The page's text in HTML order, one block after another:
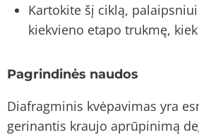
Kartokite šį ciklą,
kiekvieno etapo trukmę,
Pagrindinės naudos
Diafragminis kvėpavimas yra
gerinantis kraujo aprūpinimą